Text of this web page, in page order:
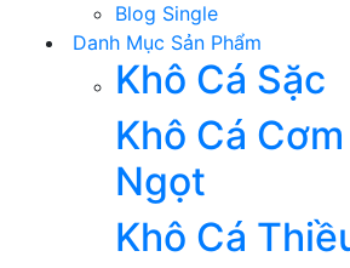
Blog Single
Danh Mục Sản Phẩm
Khô Cá Sặc
Khô Cá
Ngọt
Khô Cá